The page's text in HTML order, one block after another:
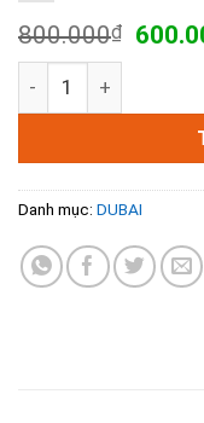
800.000₫
Giá
tinh dầu nước hoa
Danh mục: DUBAI